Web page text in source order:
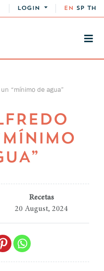
LOGIN EN SP TH
“mínimo de agua”
Recetas
20 August, 2024